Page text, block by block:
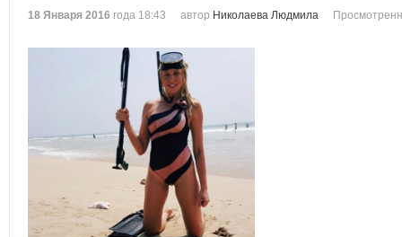
18 Января 2016 года 18:43 автор Николаева Людмила